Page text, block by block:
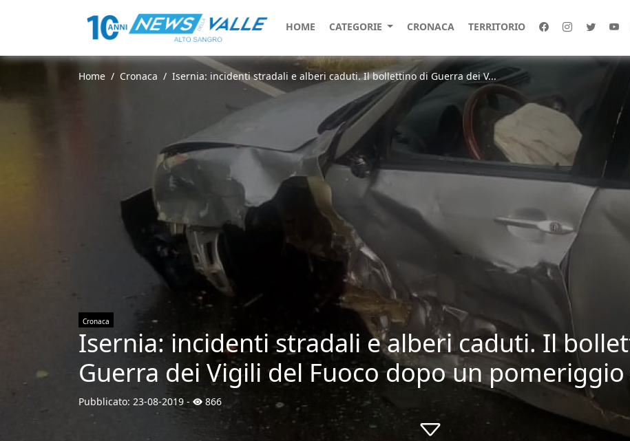
HOME CATEGORIE CRONACA TERRITORIO
Home Cronaca Isernia: incidenti stradali e alberi caduti. Il bollettino di Guerra dei V...
Cronaca
Isernia: incidenti stradali e alberi caduti. Il
Guerra dei Vigili del Fuoco dopo un
Pubblicato: 23-08-2019 - 866